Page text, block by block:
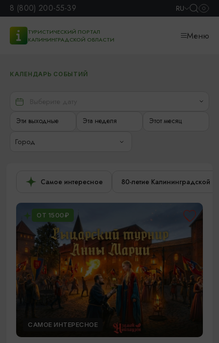
8 (800) 200-55-39 RU
ТУРИСТИЧЕСКИЙ ПОРТАЛ
КАЛИНИНГРАДСКОЙ ОБЛАСТИ
Меню
КАЛЕНДАРЬ СОБЫТИЙ
Эти выходные Эта неделя Этот месяц
Город
Самое интересное 80-летие Калининградской
ОТ 1500₽
САМОЕ ИНТЕРЕСНОЕ